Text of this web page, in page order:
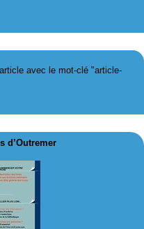
avec le mot-clé "article-
d’Outremer